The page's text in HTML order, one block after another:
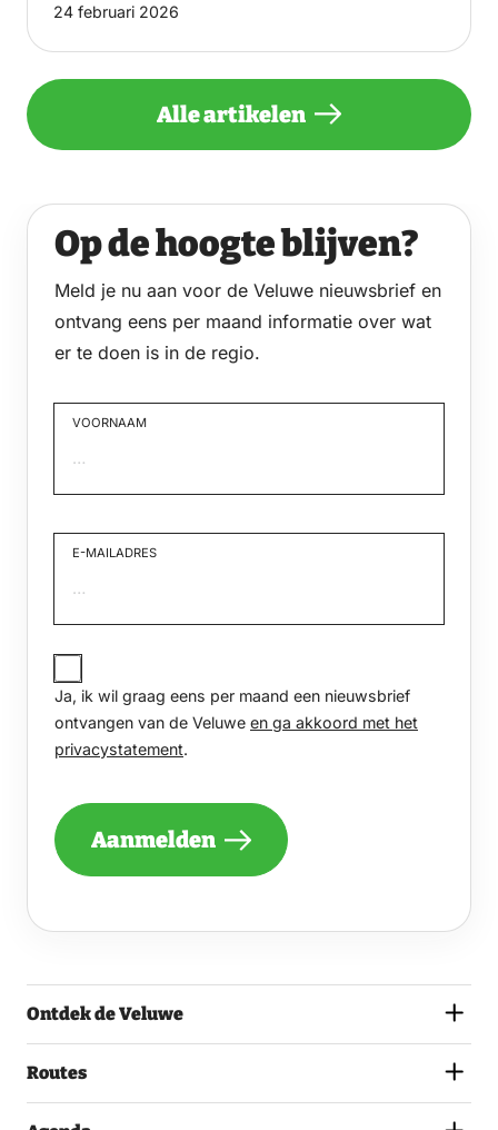
24 februari 2026
Alle artikelen
Op de hoogte blijven?
Meld je nu aan voor de Veluwe nieuwsbrief en
ontvang eens per maand informatie over wat
er te doen is in de regio.
VOORNAAM
E-MAILADRES
JA,
IK
WIL
GRAAG
EENS
PER
EEN
ONTVANGEN
EN
HET
Ja, ik wil graag eens per maand een nieuwsbrief
ontvangen van de Veluwe en ga akkoord met het
privacystatement.
Aanmelden
Ontdek de Veluwe
Routes